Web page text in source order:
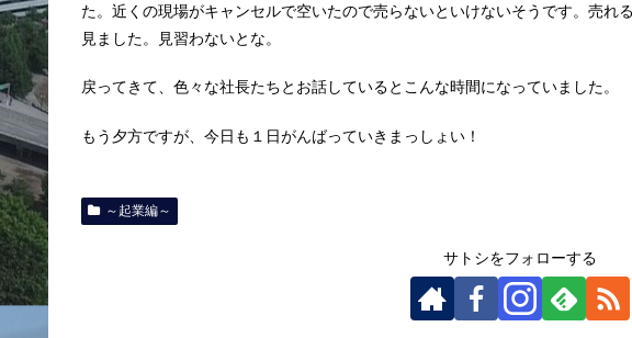
た。近くの現場がキャンセルで空いたので売らないといけないそうです。売れ
見ました。見習わないとな。
戻ってきて、色々な社長たちとお話しているとこんな時間になっていました。
もう夕方ですが、今日も１日がんばっていきまっしょい！
～起業編～
サトシをフォローする